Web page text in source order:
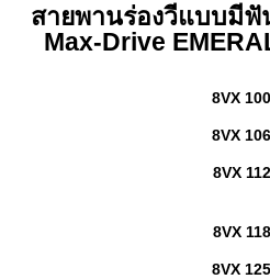
สายพานร่องวีแบบมีฟั
Max-Drive
8VX
8VX
8VX
8VX
8VX